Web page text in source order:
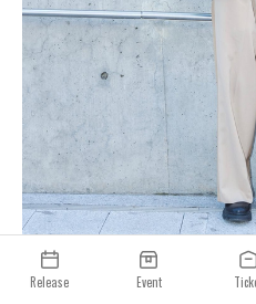
Release Event